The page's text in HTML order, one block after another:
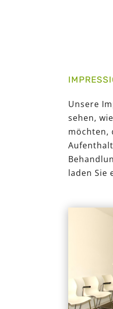
Unsere
sehen,
möchten,
laden Sie